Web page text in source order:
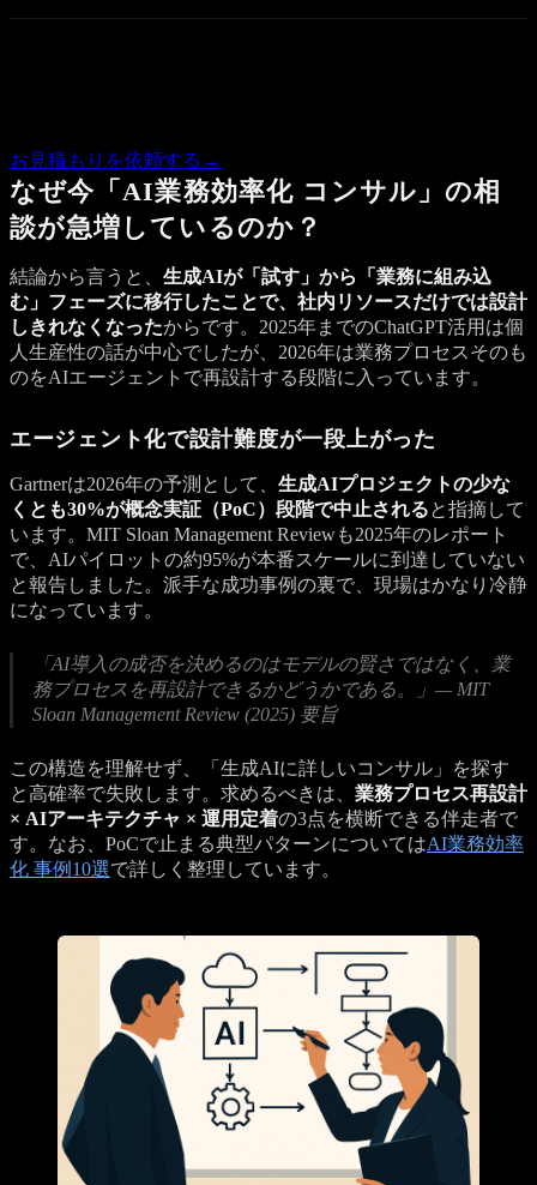
お見積もりを依頼する →
なぜ今「AI業務効率化 コンサル」の相
談が急増しているのか？
結論から言うと、 生成AIが「試す」から「業務に組み込
む」フェーズに移行したことで、社内リソースだけでは設計
しきれなくなったからです。2025年までのChatGPT活用は個
人生産性の話が中心でしたが、2026年は業務プロセスそのも
のをAIエージェントで再設計する段階に入っています。
エージェント化で設計難度が一段上がった
Gartnerは2026年の予測として、 生成AIプロジェクトの少な
くとも30%が概念実証（PoC）段階で中止されると指摘して
います。MIT Sloan Management Reviewも2025年のレポート
で、AIパイロットの約95%が本番スケールに到達していない
と報告しました。派手な成功事例の裏で、現場はかなり冷静
になっています。
「AI導入の成否を決めるのはモデルの賢さではなく、業
務プロセスを再設計できるかどうかである。」— MIT
Sloan Management Review (2025) 要旨
この構造を理解せず、「生成AIに詳しいコンサル」を探す
と高確率で失敗します。求めるべきは、 業務プロセス再設計
× AIアーキテクチャ × 運用定着の3点を横断できる伴走者で
す。なお、PoCで止まる典型パターンについてはAI業務効率
化 事例10選で詳しく整理しています。